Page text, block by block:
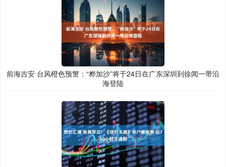
前海吉安 台风橙色预警：“桦加沙”将于24日在广东深圳到徐闻一带沿
海登陆